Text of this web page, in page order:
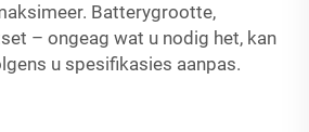
Batterygrootte,
– ongeag wat u nodig het, kan
u spesifikasies aanpas.